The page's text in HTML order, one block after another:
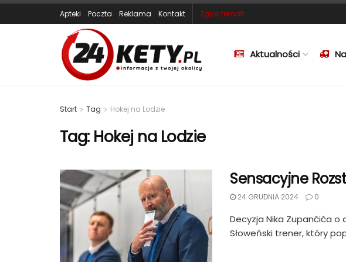
Apteki Poczta Reklama Kontakt Zgłoś temat!
Aktualności
Start Tag Hokej na Lodzie
Tag: Hokej na Lodzie
Sensacyjne
24 GRUDNIA 2024 0
Decyzja Nika Zupančiča o
Słoweński trener, który